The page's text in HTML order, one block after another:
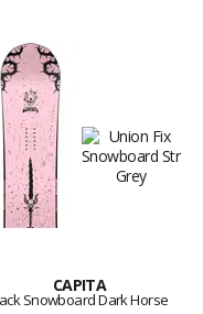
CAPITA
Snowboard Dark Horse